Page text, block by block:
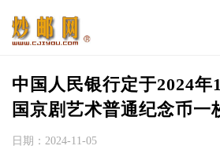
首 页
邮票行情
中国人民银行定于2024年
国京剧艺术普通纪念币一
日期：2024-11-05